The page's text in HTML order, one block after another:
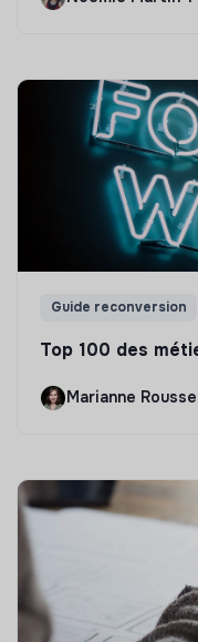
Guide reconversion
Top 100 des
Marianne